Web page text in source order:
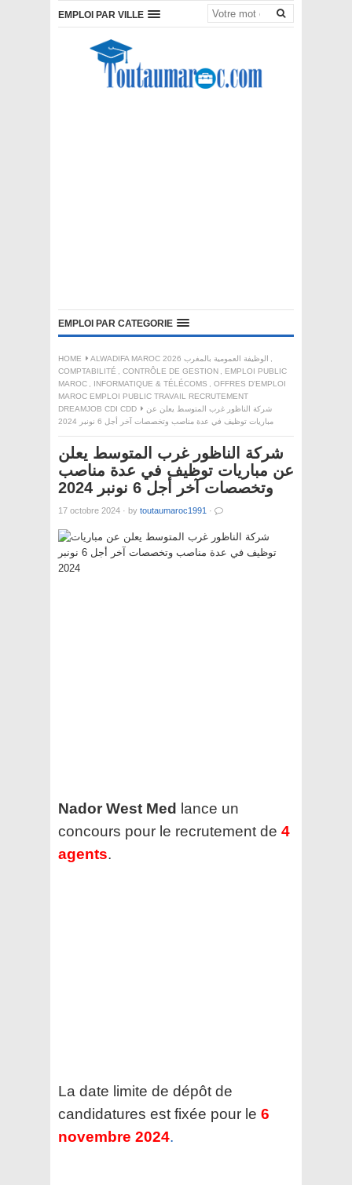
EMPLOI PAR VILLE
EMPLOI PAR CATEGORIE
HOME ALWADIFA MAROC 2026 الوظيفة العمومية بالمغرب
,
COMPTABILITÉ , CONTRÔLE DE GESTION , EMPLOI PUBLIC
MAROC , INFORMATIQUE & TÉLÉCOMS , OFFRES D'EMPLOI
MAROC EMPLOI PUBLIC TRAVAIL RECRUTEMENT
DREAMJOB CDI CDD
شركة الناظور غرب المتوسط يعلن عن
مباريات توظيف في عدة مناصب وتخصصات آخر أجل 6 نونبر 2024
شركة الناظور غرب المتوسط يعلن
عن مباريات توظيف في عدة مناصب
وتخصصات آخر أجل 6 نونبر 2024
17 octobre 2024 · by toutaumaroc1991 ·
Nador West Med
lance un
concours pour le recrutement de 4
agents.
La date limite de dépôt de
candidatures est fixée pour le 6
novembre 2024.